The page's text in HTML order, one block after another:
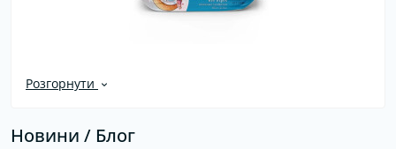
Розгорнути
Новини / Блог